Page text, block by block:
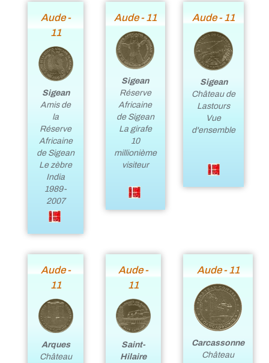
Aude -
11
Sigean
Amis de
la
Réserve
Africaine
de Sigean
Le zèbre
India
1989-
2007
Aude - 11
Sigean
Réserve
Africaine
de Sigean
La girafe
10
millionième
visiteur
Aude - 11
Sigean
Château de
Lastours
Vue
d'ensemble
Aude -
11
Arques
Château
Aude -
11
Saint-
Hilaire
Aude - 11
Carcassonne
Château